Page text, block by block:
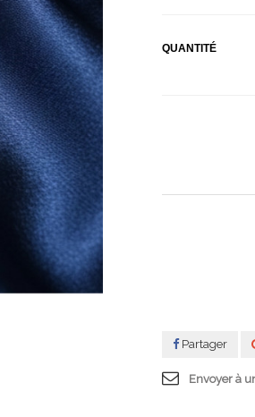
QUANTITÉ
Partager
Envoyer à